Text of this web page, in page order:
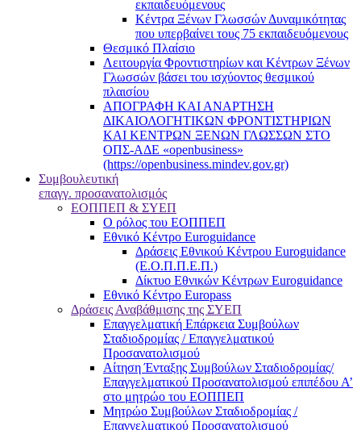
εκπαιδευόμενους
Kέντρα Ξένων Γλωσσών Δυναμικότητας
που υπερβαίνει τους 75 εκπαιδευόμενους
Θεσμικό Πλαίσιο
Λειτουργία Φροντιστηρίων και Κέντρων Ξένων
Γλωσσών βάσει του ισχύοντος θεσμικού
πλαισίου
ΑΠΟΓΡΑΦΗ ΚΑΙ ΑΝΑΡΤΗΣΗ
ΔΙΚΑΙΟΛΟΓΗΤΙΚΩΝ ΦΡΟΝΤΙΣΤΗΡΙΩΝ
ΚΑΙ ΚΕΝΤΡΩΝ ΞΕΝΩΝ ΓΛΩΣΣΩΝ ΣΤΟ
ΟΠΣ-ΑΔΕ «openbusiness»
(https://openbusiness.mindev.gov.gr)
Συμβουλευτική
επαγγ. προσανατολισμός
ΕΟΠΠΕΠ & ΣΥΕΠ
Ο ρόλος του ΕΟΠΠΕΠ
Εθνικό Κέντρο Euroguidance
Δράσεις Εθνικού Κέντρου Euroguidance
(Ε.Ο.Π.Π.Ε.Π.)
Δίκτυο Εθνικών Κέντρων Euroguidance
Εθνικό Κέντρο Europass
Δράσεις Αναβάθμισης της ΣΥΕΠ
Επαγγελματική Επάρκεια Συμβούλων
Σταδιοδρομίας / Επαγγελματικού
Προσανατολισμού
Αίτηση Ένταξης Συμβούλων Σταδιοδρομίας/
Επαγγελματικού Προσανατολισμού επιπέδου Α’
στο μητρώο του ΕΟΠΠΕΠ
Μητρώο Συμβούλων Σταδιοδρομίας /
Επαγγελματικού Προσανατολισμού